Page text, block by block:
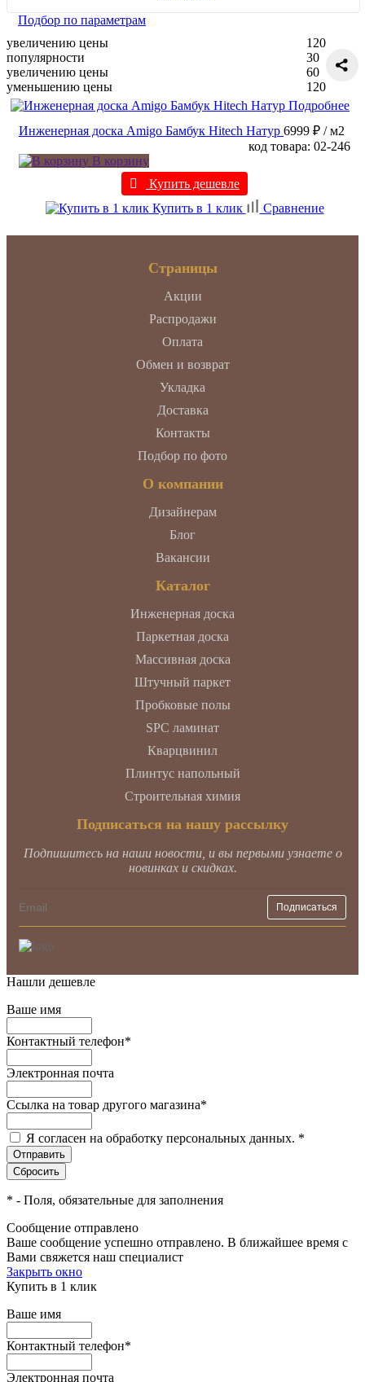
Подбор по параметрам
увеличению цены
популярности
увеличению цены
уменьшению цены
120
30
60
120
Подробнее
Инженерная доска Amigo Бамбук Hitech Натур 6999 ₽ / м2
код товара: 02-246
В корзину
Купить дешевле
Купить в 1 клик
Сравнение
Страницы
Акции
Распродажи
Оплата
Обмен и возврат
Укладка
Доставка
Контакты
Подбор по фото
О компании
Дизайнерам
Блог
Вакансии
Каталог
Инженерная доска
Паркетная доска
Массивная доска
Штучный паркет
Пробковые полы
SPC ламинат
Кварцвинил
Плинтус напольный
Строительная химия
Подписаться на нашу рассылку
Подпишитесь на наши новости, и вы первыми узнаете о
новинках и скидках.
Нашли дешевле
Ваше имя
Контактный телефон*
Электронная почта
Ссылка на товар другого магазина*
Я согласен на обработку персональных данных. *
* - Поля, обязательные для заполнения
Сообщение отправлено
Ваше сообщение успешно отправлено. В ближайшее время с
Вами свяжется наш специалист
Закрыть окно
Купить в 1 клик
Ваше имя
Контактный телефон*
Электронная почта